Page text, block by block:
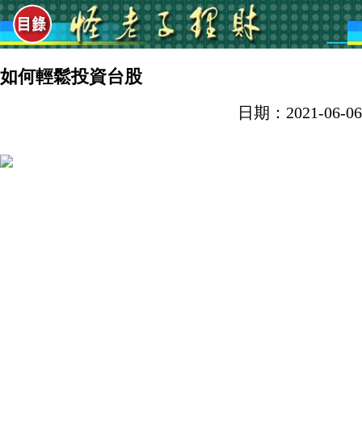
如何輕鬆投資台股
日期：2021-06-06